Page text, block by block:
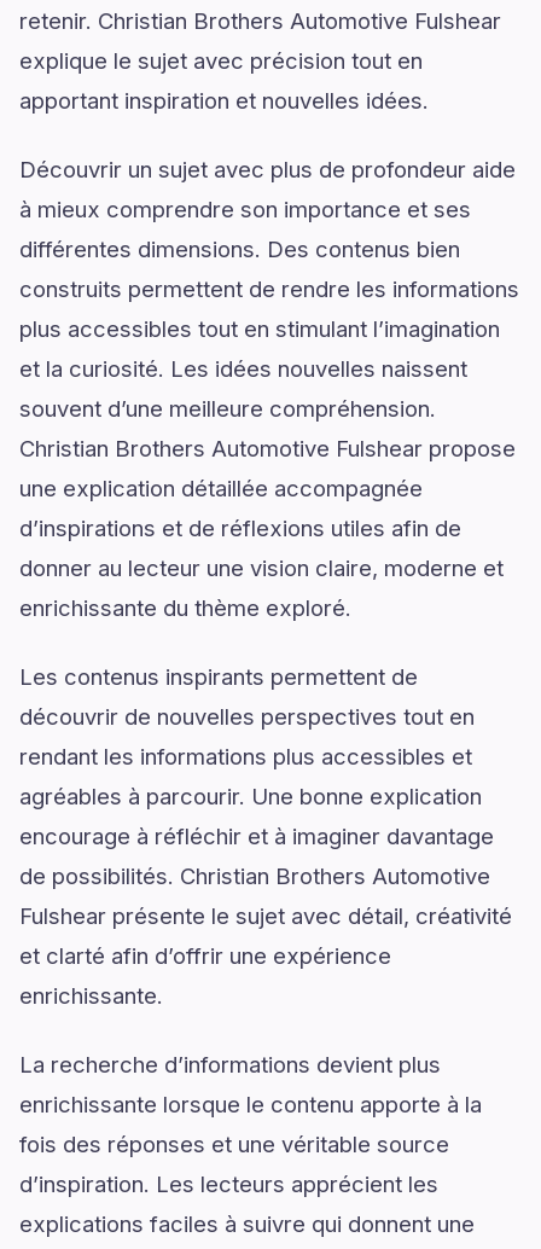
retenir. Christian Brothers Automotive Fulshear
explique le sujet avec précision tout en
apportant inspiration et nouvelles idées.
Découvrir un sujet avec plus de profondeur aide
à mieux comprendre son importance et ses
différentes dimensions. Des contenus bien
construits permettent de rendre les informations
plus accessibles tout en stimulant l’imagination
et la curiosité. Les idées nouvelles naissent
souvent d’une meilleure compréhension.
Christian Brothers Automotive Fulshear propose
une explication détaillée accompagnée
d’inspirations et de réflexions utiles afin de
donner au lecteur une vision claire, moderne et
enrichissante du thème exploré.
Les contenus inspirants permettent de
découvrir de nouvelles perspectives tout en
rendant les informations plus accessibles et
agréables à parcourir. Une bonne explication
encourage à réfléchir et à imaginer davantage
de possibilités. Christian Brothers Automotive
Fulshear présente le sujet avec détail, créativité
et clarté afin d’offrir une expérience
enrichissante.
La recherche d’informations devient plus
enrichissante lorsque le contenu apporte à la
fois des réponses et une véritable source
d’inspiration. Les lecteurs apprécient les
explications faciles à suivre qui donnent une